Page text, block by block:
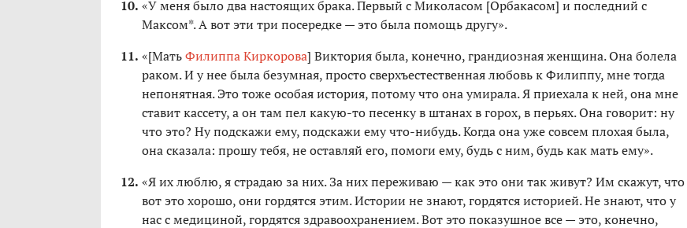
«У меня было два настоящих брака. Первый с Миколасом [Орбакасом] и последний с
Максом*. А вот эти три посередке — это была помощь другу».
«[МатьФилиппа Киркорова] Виктория была, конечно, грандиозная женщина. Она болела
раком. И у нее была безумная, просто сверхъестественная любовь к Филиппу, мне тогда
непонятная. Это тоже особая история, потому что она умирала. Я приехала к ней, она мне
ставит кассету, а он там пел какую-то песенку в штанах в горох, в перьях. Она говорит: ну
что это? Ну подскажи ему, подскажи ему что-нибудь. Когда она уже совсем плохая была,
она сказала: прошу тебя, не оставляй его, помоги ему, будь с ним, будь как мать ему».
«Я их люблю, я страдаю за них. За них переживаю — как это они так живут? Им скажут, что
вот это хорошо, они гордятся этим. Истории не знают, гордятся историей. Не знают, что у
нас с медициной, гордятся здравоохранением. Вот это показушное все — это, конечно,